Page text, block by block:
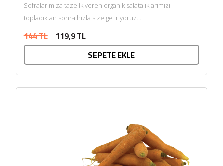
Sofralarımıza tazelik veren organik salatalıklarımızı
topladıktan sonra hızla size getiriyoruz....
144 TL 119,9 TL
SEPETE EKLE